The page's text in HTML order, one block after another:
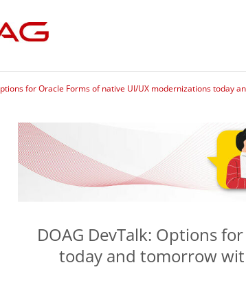
for Oracle Forms of native UI/UX modernizations today
DOAG DevTalk: Options
today and tomorrow